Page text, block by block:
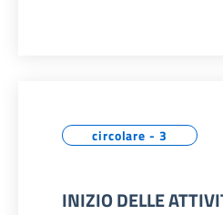
circolare - 3
INIZIO DELLE